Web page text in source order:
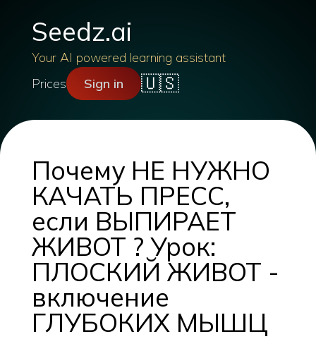
Seedz.ai
Your AI powered learning assistant
Prices
Sign in 🇺🇸
Почему НЕ НУЖНО
КАЧАТЬ ПРЕСС,
если ВЫПИРАЕТ
ЖИВОТ ? Урок:
ПЛОСКИЙ ЖИВОТ -
включение
ГЛУБОКИХ МЫШЦ